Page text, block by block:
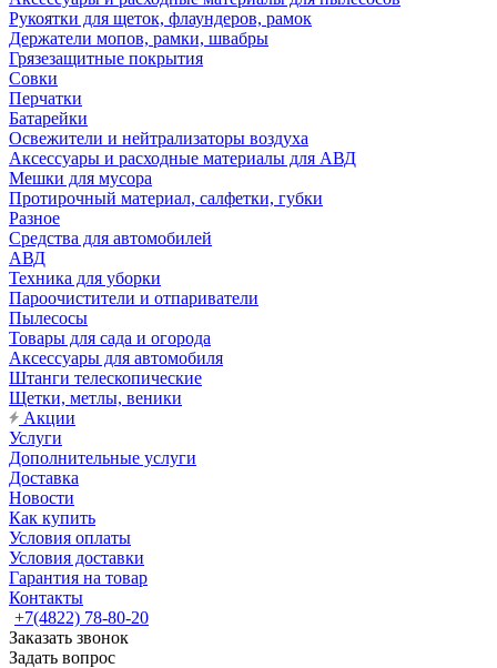
Рукоятки для щеток, флаундеров, рамок
Держатели мопов, рамки, швабры
Грязезащитные покрытия
Совки
Перчатки
Батарейки
Освежители и нейтрализаторы воздуха
Аксессуары и расходные материалы для АВД
Мешки для мусора
Протирочный материал, салфетки, губки
Разное
Средства для автомобилей
АВД
Техника для уборки
Пароочистители и отпариватели
Пылесосы
Товары для сада и огорода
Аксессуары для автомобиля
Штанги телескопические
Щетки, метлы, веники
Акции
Услуги
Дополнительные услуги
Доставка
Новости
Как купить
Условия оплаты
Условия доставки
Гарантия на товар
Контакты
+7(4822) 78-80-20
Заказать звонок
Задать вопрос